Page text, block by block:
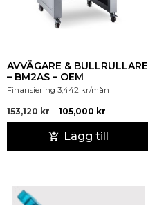
AVVÄGARE & BULLRULLARE
– BM2AS – OEM
Finansiering 3,442 kr/mån
153,120kr 105,000 kr
Lägg till